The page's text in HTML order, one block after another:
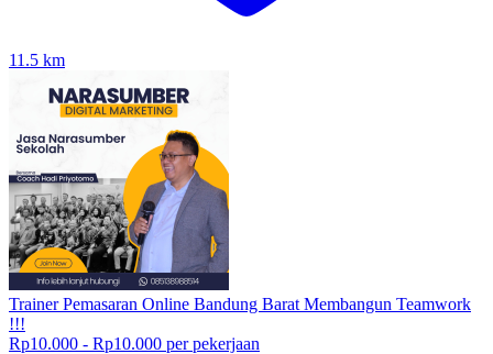
11.5 km
Trainer Pemasaran Online Bandung Barat Membangun Teamwork
!!!
Rp10.000 - Rp10.000 per pekerjaan